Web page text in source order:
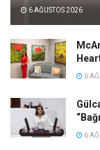
6 AĞUSTOS 2026
6
6